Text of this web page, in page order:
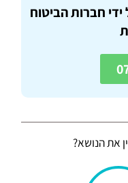
חברות הביטוח
את הנושא?